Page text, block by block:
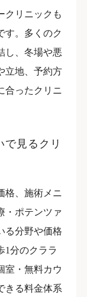
クリニックも
す。多くのク
し、冬場や悪
立地、予約方
合ったクリニ
見るクリ
格、施術メニ
・ポテンツァ
る分野や価格
1分のクララ
室・無料カウ
きる料金体系